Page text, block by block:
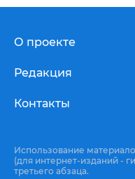
О проекте
Редакция
Контакты
Использование
(для интернет-изданий -
третьего абзаца.